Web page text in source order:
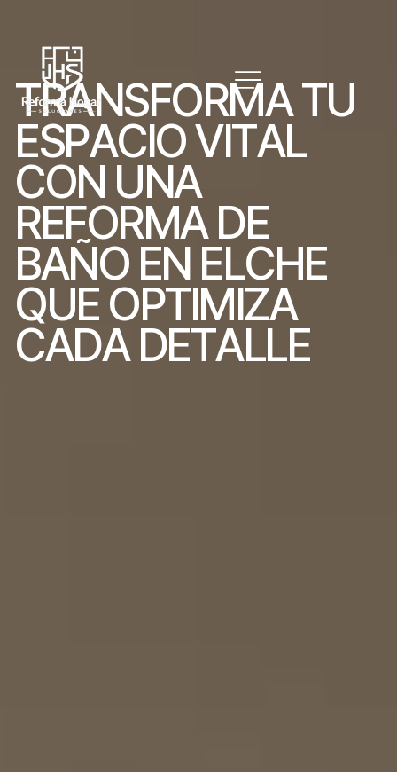
TRANSFORMATU
ESPACIOVITAL
CON UNA
REFORMA DE
BAÑO EN ELCHE
QUE OPTIMIZA
CADA DETALLE